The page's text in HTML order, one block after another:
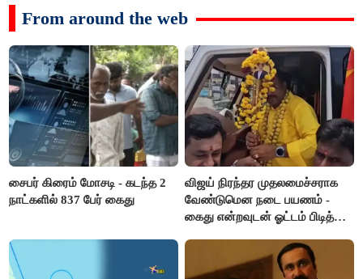
From around the web
சைபர் கிரைம் மோசடி - கடந்த 2
நாட்களில் 837 பேர் கைது
விஜய் நிரந்தர முதலமைச்சராக
வேண்டுமென நடை பயணம் -
கைது என்றவுடன் ஓட்டம் பிடித்த